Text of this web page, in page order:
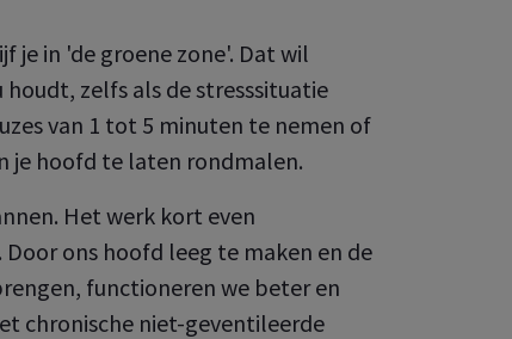
je in 'de groene zone'. Dat wil
houdt, zelfs als de stresssituatie
van 1 tot 5 minuten te nemen of
je hoofd te laten rondmalen.
Het werk kort even
ons hoofd leeg te maken en de
functioneren we beter en
chronische niet-geventileerde